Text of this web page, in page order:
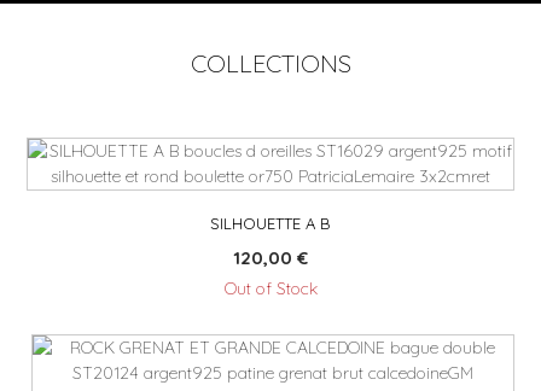
COLLECTIONS
SILHOUETTE A B
120,00 €
Out of Stock